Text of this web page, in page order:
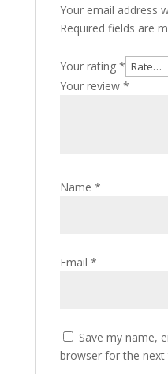
Your email address
Required fields are
Your rating *
Your review *
Name *
Email *
Save my name,
browser for the